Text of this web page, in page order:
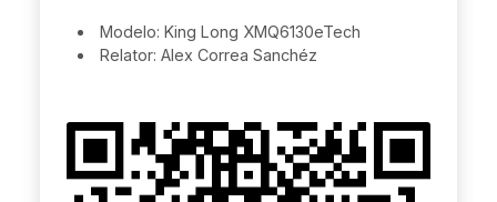
Modelo: King Long XMQ6130eTech
Relator: Alex Correa Sanchéz